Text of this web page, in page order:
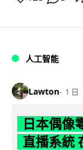
人工智能
Lawton 1 日
日本偶像
直播系統